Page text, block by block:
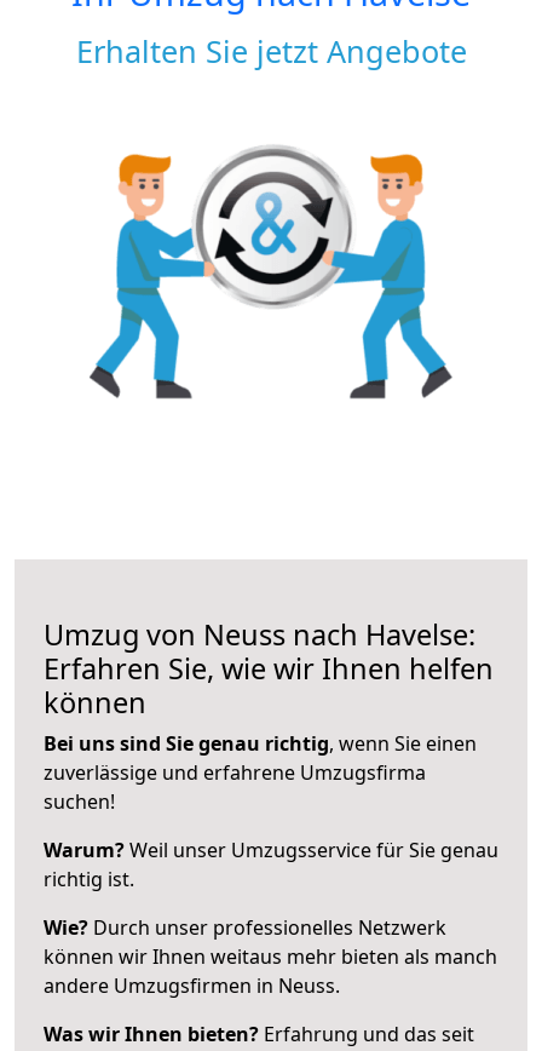
Erhalten Sie jetzt Angebote
Umzug von Neuss nach Havelse:
Erfahren Sie, wie wir Ihnen helfen
können
Bei uns sind Sie genau richtig, wenn Sie einen
zuverlässige und erfahrene Umzugsfirma
suchen!
Warum?Weil unser Umzugsservice für Sie genau
richtig ist.
Wie? Durch unser professionelles Netzwerk
können wir Ihnen weitaus mehr bieten als manch
andere Umzugsfirmen in Neuss.
Was wir Ihnen bieten? Erfahrung und das seit